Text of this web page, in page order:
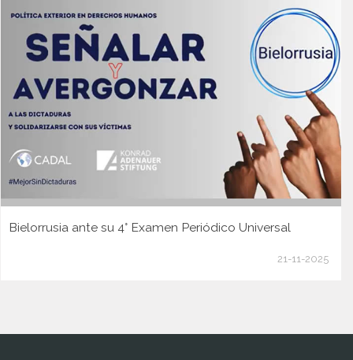
Bielorrusia ante su 4° Examen Periódico Universal
21-11-2025